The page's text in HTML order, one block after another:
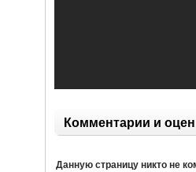
Комментарии и
Данную страницу никто не